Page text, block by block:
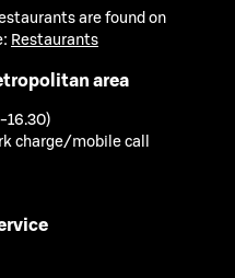
are found on
Restaurants
area
16.30)
charge/mobile call